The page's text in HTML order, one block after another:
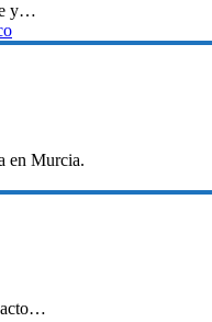
y…
en Murcia.